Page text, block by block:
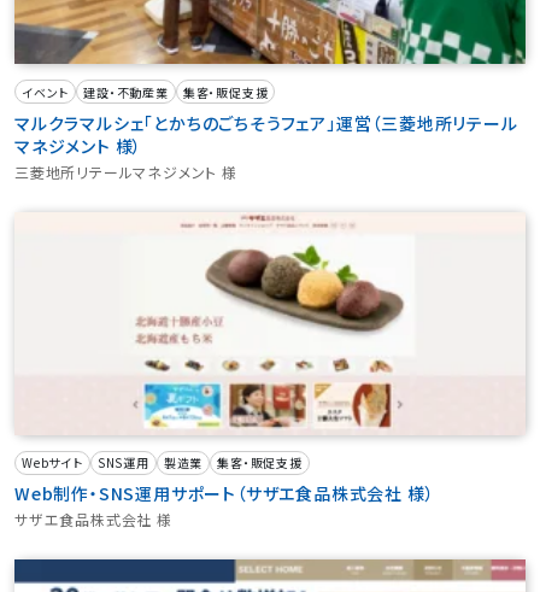
イベント 建設・不動産業 集客・販促支援
マルクラマルシェ「とかちのごちそうフェア」運営（三菱地所リテール
マネジメント 様）
三菱地所リテールマネジメント 様
Webサイト SNS運用 製造業 集客・販促支援
Web制作・SNS運用サポート（サザエ食品株式会社 様）
サザエ食品株式会社 様